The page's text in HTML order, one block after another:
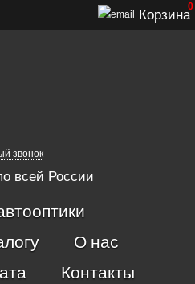
звонок
всей России
Корзина
0
О нас
Контакты